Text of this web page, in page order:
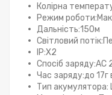
Колірна
Режим
Дальність:150м
Світловий
IP:X2
Спосіб
Час заряду:до 17г
Тип акумулятора: